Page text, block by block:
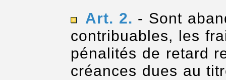
Art. 2. - Sont
contribuables, les
pénalités de retard
créances dues au